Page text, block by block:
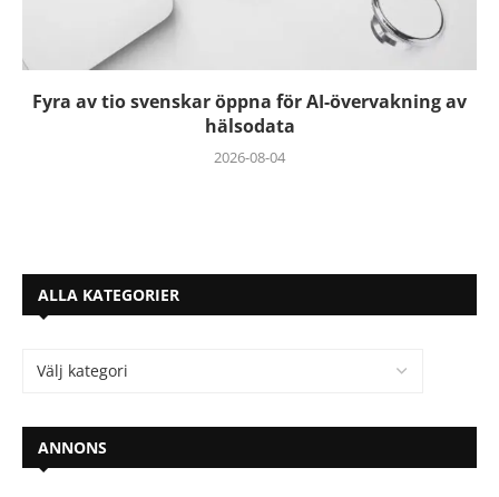
Fyra av tio svenskar öppna för AI-övervakning av
hälsodata
2026-08-04
ALLA KATEGORIER
ANNONS